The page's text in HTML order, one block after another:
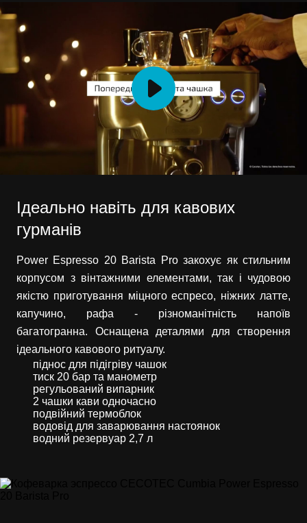
Ідеально навіть для кавових
гурманів
Power Espresso 20 Barista Pro закохує як стильним
корпусом з вінтажними елементами, так і чудовою
якістю приготування міцного еспресо, ніжних латте,
капучино, рафа - різноманітність напоїв
багатогранна. Оснащена деталями для створення
ідеального кавового ритуалу.
піднос для підігріву чашок
тиск 20 бар та манометр
регульований випарник
2 чашки кави одночасно
подвійний термоблок
водовід для заварювання настоянок
водний резервуар 2,7 л